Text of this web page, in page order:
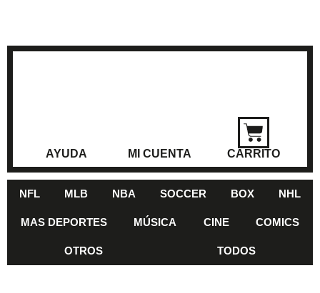
AYUDA MI CUENTA CARRITO
NFL MLB NBA SOCCER BOX NHL
MAS DEPORTES MÚSICA CINE COMICS
OTROS TODOS